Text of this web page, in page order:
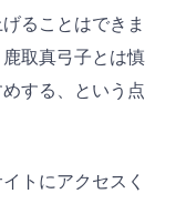
ることはできま
取真弓子とは慎
する、という点
トにアクセスく